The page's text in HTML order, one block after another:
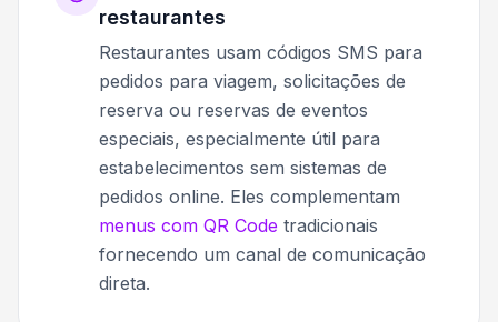
restaurantes
Restaurantes usam códigos SMS para
pedidos para viagem, solicitações de
reserva ou reservas de eventos
especiais, especialmente útil para
estabelecimentos sem sistemas de
pedidos online. Eles complementam
menus com QR Code tradicionais
fornecendo um canal de comunicação
direta.